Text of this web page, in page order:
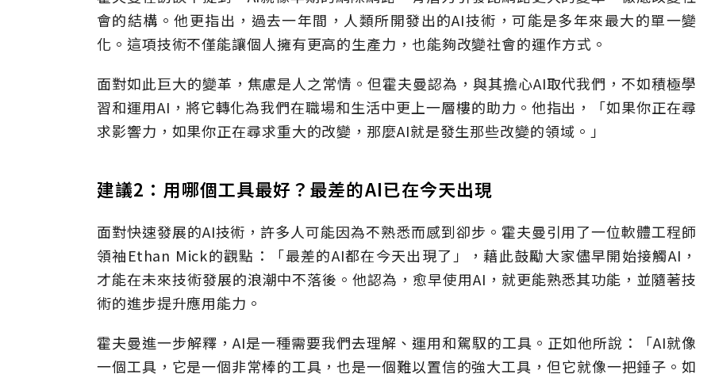
會的結構。他更指出，過去一年間，人類所開發出的AI技術，可能是多年來最大的單一變
化。這項技術不僅能讓個人擁有更高的生產力，也能夠改變社會的運作方式。
面對如此巨大的變革，焦慮是人之常情。但霍夫曼認為，與其擔心AI取代我們，不如積極學
習和運用AI，將它轉化為我們在職場和生活中更上一層樓的助力。他指出，「如果你正在尋
求影響力，如果你正在尋求重大的改變，那麼AI就是發生那些改變的領域。」
建議2：用哪個工具最好？最差的AI已在今天出現
面對快速發展的AI技術，許多人可能因為不熟悉而感到卻步。霍夫曼引用了一位軟體工程師
領袖Ethan Mick的觀點：「最差的AI都在今天出現了」，藉此鼓勵大家儘早開始接觸AI，
才能在未來技術發展的浪潮中不落後。他認為，愈早使用AI，就更能熟悉其功能，並隨著技
術的進步提升應用能力。
霍夫曼進一步解釋，AI是一種需要我們去理解、運用和駕馭的工具。正如他所說：「AI就像
一個工具，它是一個非常棒的工具，也是一個難以置信的強大工具，但它就像一把錘子。如